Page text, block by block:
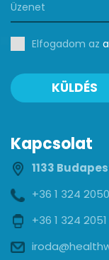
Elfogadom az
KÜLDÉS
Kapcsolat
1133
+36 1 324 2050
+36 1 324 2051